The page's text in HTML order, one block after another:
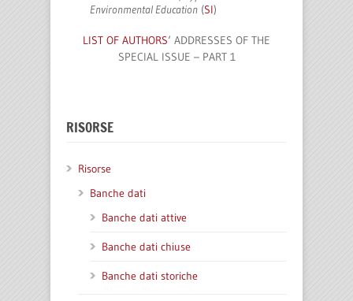
Environmental Education (SI)
LIST OF AUTHORS‘ ADDRESSES OF THE
SPECIAL ISSUE – PART 1
RISORSE
Risorse
Banche dati
Banche dati attive
Banche dati chiuse
Banche dati storiche